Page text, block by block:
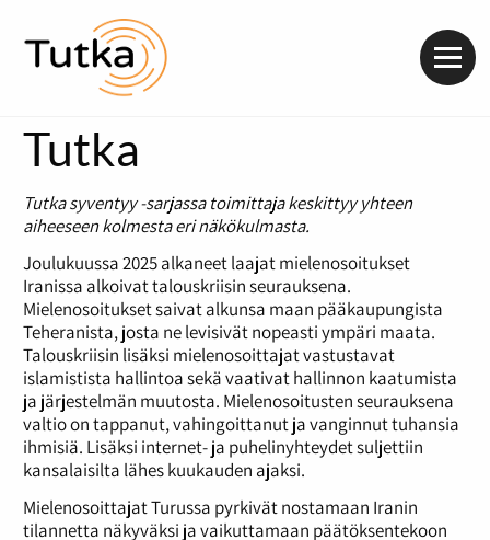
Tutka
Tutka syventyy -sarjassa toimittaja keskittyy yhteen
aiheeseen kolmesta eri näkökulmasta.
Joulukuussa 2025 alkaneet laajat mielenosoitukset
Iranissa alkoivat talouskriisin seurauksena.
Mielenosoitukset saivat alkunsa maan pääkaupungista
Teheranista, josta ne levisivät nopeasti ympäri maata.
Talouskriisin lisäksi mielenosoittajat vastustavat
islamistista hallintoa sekä vaativat hallinnon kaatumista
ja järjestelmän muutosta. Mielenosoitusten seurauksena
valtio on tappanut, vahingoittanut ja vanginnut tuhansia
ihmisiä. Lisäksi internet- ja puhelinyhteydet suljettiin
kansalaisilta lähes kuukauden ajaksi.
Mielenosoittajat Turussa pyrkivät nostamaan Iranin
tilannetta näkyväksi ja vaikuttamaan päätöksentekoon